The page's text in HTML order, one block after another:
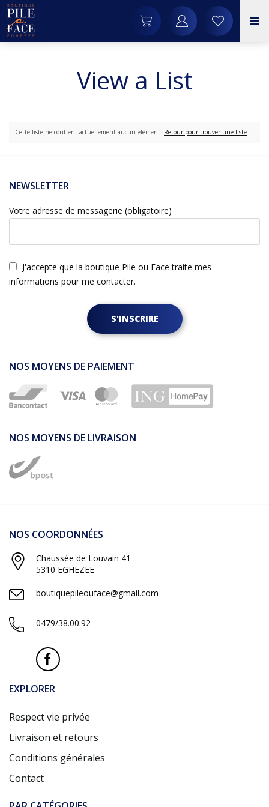
View a List
Cette liste ne contient actuellement aucun élément. Retour pour trouver une liste
NEWSLETTER
Votre adresse de messagerie (obligatoire)
J'accepte que la boutique Pile ou Face traite mes
informations pour me contacter.
S'INSCRIRE
NOS MOYENS DE PAIEMENT
NOS MOYENS DE LIVRAISON
NOS COORDONNÉES
Chaussée de Louvain 41
5310 EGHEZEE
boutiquepileouface@gmail.com
0479/38.00.92
EXPLORER
Respect vie privée
Livraison et retours
Conditions générales
Contact